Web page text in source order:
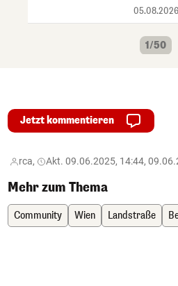
05.08.2026
1/50
Jetzt kommentieren
rca, Akt. 09.06.2025, 14:44,
Mehr zum Thema
Community Wien Landstraße